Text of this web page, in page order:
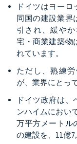
ドイツはヨーロ
同国の建設業界
引され、緩や
宅・商業建築物
れています。
ただし、熟練
が、業界にとっ
ドイツ政府は
ンハイムにおい
万平方メートル
の建設を、11億